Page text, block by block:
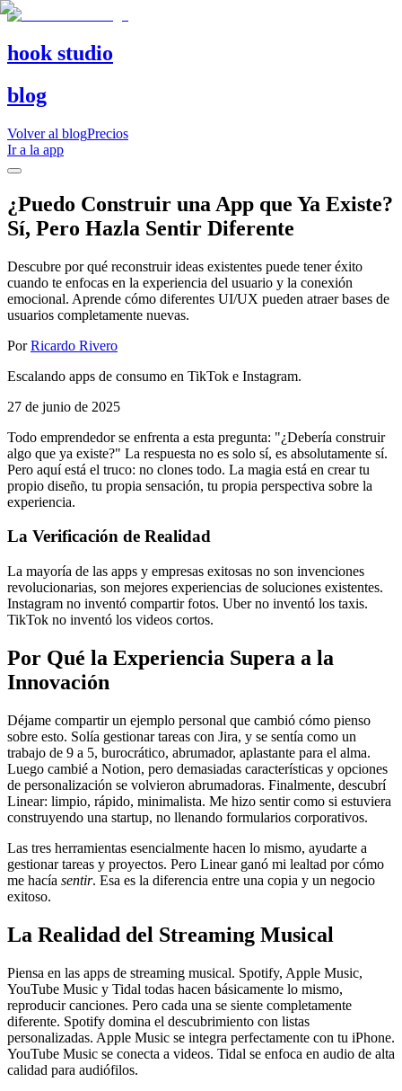
hook studio
blog
Volver al blogPrecios
Ir a la app
¿Puedo Construir una App que Ya Existe?
Sí, Pero Hazla Sentir Diferente
Descubre por qué reconstruir ideas existentes puede tener éxito
cuando te enfocas en la experiencia del usuario y la conexión
emocional. Aprende cómo diferentes UI/UX pueden atraer bases de
usuarios completamente nuevas.
Por Ricardo Rivero
Escalando apps de consumo en TikTok e Instagram.
27 de junio de 2025
Todo emprendedor se enfrenta a esta pregunta: "¿Debería construir
algo que ya existe?" La respuesta no es solo sí, es absolutamente sí.
Pero aquí está el truco: no clones todo. La magia está en crear tu
propio diseño, tu propia sensación, tu propia perspectiva sobre la
experiencia.
La Verificación de Realidad
La mayoría de las apps y empresas exitosas no son invenciones
revolucionarias, son mejores experiencias de soluciones existentes.
Instagram no inventó compartir fotos. Uber no inventó los taxis.
TikTok no inventó los videos cortos.
Por Qué la Experiencia Supera a la
Innovación
Déjame compartir un ejemplo personal que cambió cómo pienso
sobre esto. Solía gestionar tareas con Jira, y se sentía como un
trabajo de 9 a 5, burocrático, abrumador, aplastante para el alma.
Luego cambié a Notion, pero demasiadas características y opciones
de personalización se volvieron abrumadoras. Finalmente, descubrí
Linear: limpio, rápido, minimalista. Me hizo sentir como si estuviera
construyendo una startup, no llenando formularios corporativos.
Las tres herramientas esencialmente hacen lo mismo, ayudarte a
gestionar tareas y proyectos. Pero Linear ganó mi lealtad por cómo
me hacía sentir. Esa es la diferencia entre una copia y un negocio
exitoso.
La Realidad del Streaming Musical
Piensa en las apps de streaming musical. Spotify, Apple Music,
YouTube Music y Tidal todas hacen básicamente lo mismo,
reproducir canciones. Pero cada una se siente completamente
diferente. Spotify domina el descubrimiento con listas
personalizadas. Apple Music se integra perfectamente con tu iPhone.
YouTube Music se conecta a videos. Tidal se enfoca en audio de alta
calidad para audiófilos.